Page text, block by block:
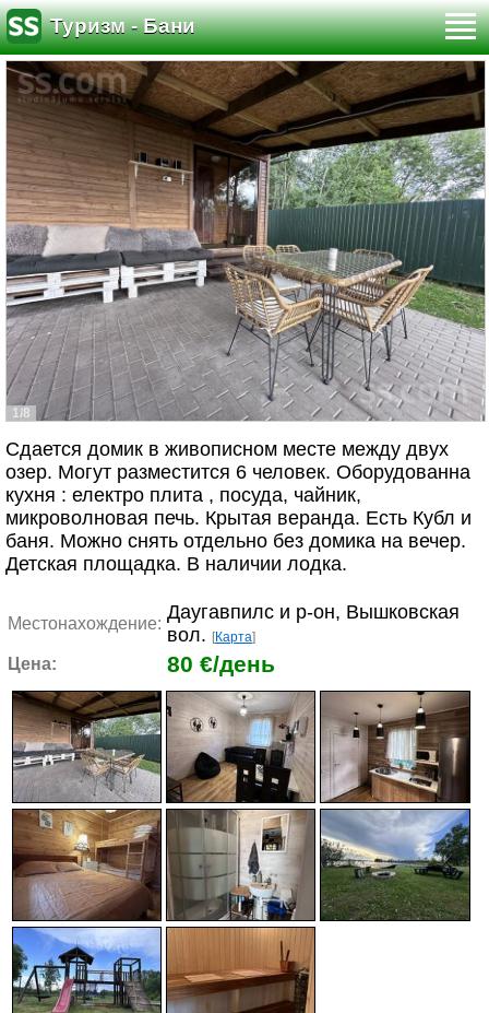
Туризм - Бани
1/8
Сдается домик в живописном месте между двух
озер. Могут разместится 6 человек. Оборудованна
кухня : електро плита , посуда, чайник,
микроволновая печь. Крытая веранда. Есть Кубл и
баня. Можно снять отдельно без домика на вечер.
Детская площадка. В наличии лодка.
Местонахождение:
Даугавпилс и р-он, Вышковская
вол. [Карта]
Цена: 80 €/день